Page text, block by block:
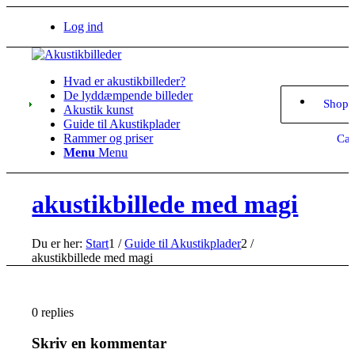
Log ind
Hvad er akustikbilleder?
De lyddæmpende billeder
Akustik kunst
Guide til Akustikplader
Rammer og priser
Menu Menu
akustikbillede med magi
Du er her: Start1 / Guide til Akustikplader2 /
akustikbillede med magi
0 replies
Skriv en kommentar